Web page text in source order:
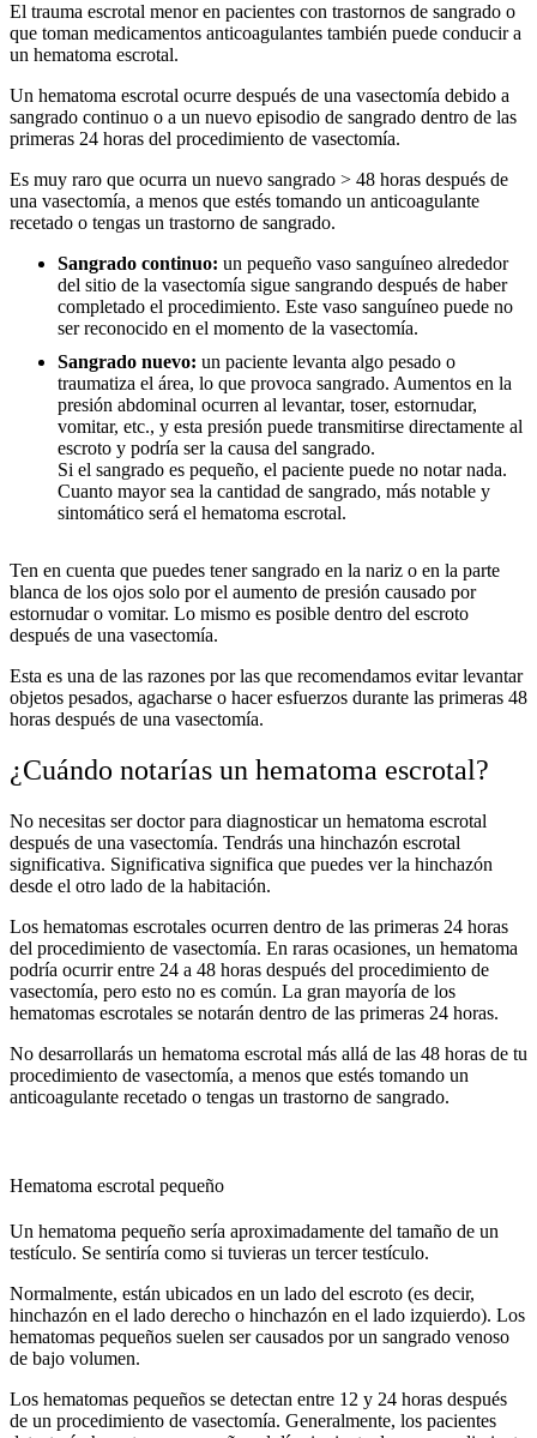
El trauma escrotal menor en pacientes con trastornos de sangrado o
que toman medicamentos anticoagulantes también puede conducir a
un hematoma escrotal.
Un hematoma escrotal ocurre después de una vasectomía debido a
sangrado continuo o a un nuevo episodio de sangrado dentro de las
primeras 24 horas del procedimiento de vasectomía.
Es muy raro que ocurra un nuevo sangrado > 48 horas después de
una vasectomía, a menos que estés tomando un anticoagulante
recetado o tengas un trastorno de sangrado.
Sangrado continuo: un pequeño vaso sanguíneo alrededor
del sitio de la vasectomía sigue sangrando después de haber
completado el procedimiento. Este vaso sanguíneo puede no
ser reconocido en el momento de la vasectomía.
Sangrado nuevo: un paciente levanta algo pesado o
traumatiza el área, lo que provoca sangrado. Aumentos en la
presión abdominal ocurren al levantar, toser, estornudar,
vomitar, etc., y esta presión puede transmitirse directamente al
escroto y podría ser la causa del sangrado.
Si el sangrado es pequeño, el paciente puede no notar nada.
Cuanto mayor sea la cantidad de sangrado, más notable y
sintomático será el hematoma escrotal.
Ten en cuenta que puedes tener sangrado en la nariz o en la parte
blanca de los ojos solo por el aumento de presión causado por
estornudar o vomitar. Lo mismo es posible dentro del escroto
después de una vasectomía.
Esta es una de las razones por las que recomendamos evitar levantar
objetos pesados, agacharse o hacer esfuerzos durante las primeras 48
horas después de una vasectomía.
¿Cuándo notarías un hematoma escrotal?
No necesitas ser doctor para diagnosticar un hematoma escrotal
después de una vasectomía. Tendrás una hinchazón escrotal
significativa. Significativa significa que puedes ver la hinchazón
desde el otro lado de la habitación.
Los hematomas escrotales ocurren dentro de las primeras 24 horas
del procedimiento de vasectomía. En raras ocasiones, un hematoma
podría ocurrir entre 24 a 48 horas después del procedimiento de
vasectomía, pero esto no es común. La gran mayoría de los
hematomas escrotales se notarán dentro de las primeras 24 horas.
No desarrollarás un hematoma escrotal más allá de las 48 horas de tu
procedimiento de vasectomía, a menos que estés tomando un
anticoagulante recetado o tengas un trastorno de sangrado.
Hematoma escrotal pequeño
Un hematoma pequeño sería aproximadamente del tamaño de un
testículo. Se sentiría como si tuvieras un tercer testículo.
Normalmente, están ubicados en un lado del escroto (es decir,
hinchazón en el lado derecho o hinchazón en el lado izquierdo). Los
hematomas pequeños suelen ser causados por un sangrado venoso
de bajo volumen.
Los hematomas pequeños se detectan entre 12 y 24 horas después
de un procedimiento de vasectomía. Generalmente, los pacientes